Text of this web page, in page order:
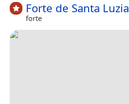
Forte de Santa Luzia
forte